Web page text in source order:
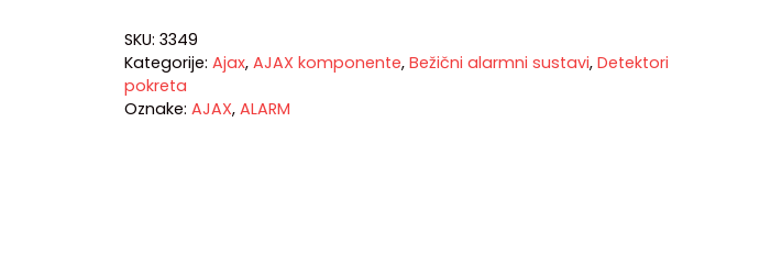
SKU: 3349
Kategorije: Ajax, AJAX komponente, Bežični alarmni sustavi, Detektori
pokreta
Oznake: AJAX, ALARM